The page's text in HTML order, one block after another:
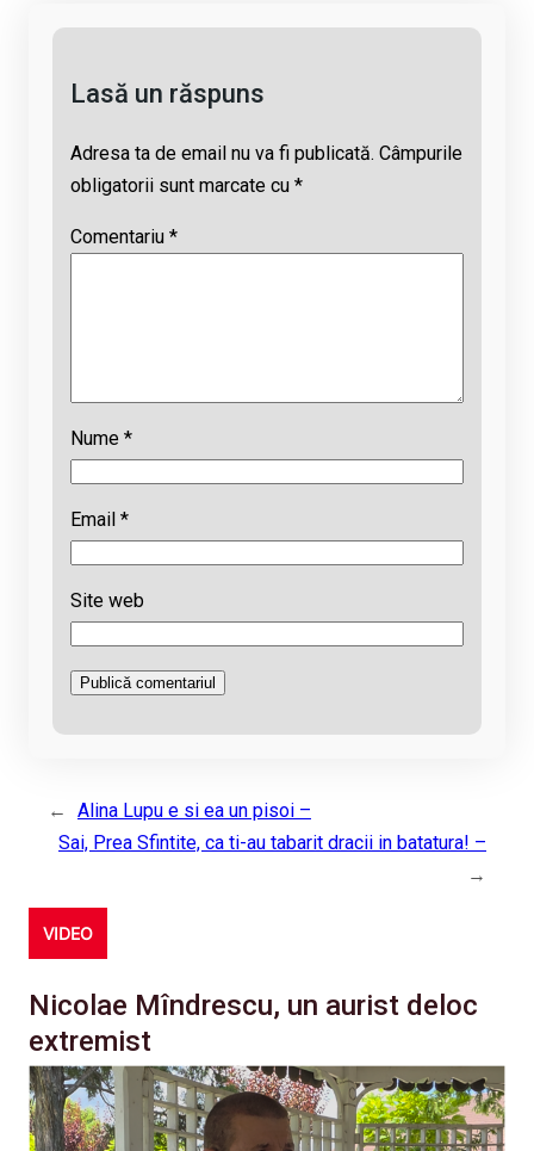
Lasă un răspuns
Adresa ta de email nu va fi publicată. Câmpurile
obligatorii sunt marcate cu *
Comentariu *
Nume *
Email *
Site web
←
Alina Lupu e si ea un pisoi –
Sai, Prea Sfintite, ca ti-au tabarit dracii in batatura! –
→
VIDEO
Nicolae Mîndrescu, un aurist deloc
extremist